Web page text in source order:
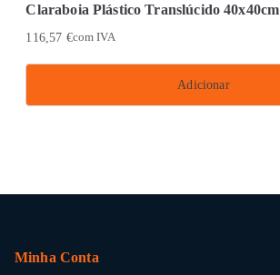
Claraboia Plástico Translúcido 40x40cm
116,57 €com IVA
Adicionar
Minha Conta